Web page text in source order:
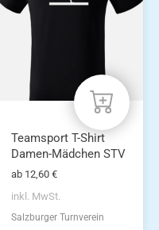
mehrere
Varianten
Optionen
Produktseite
gewählt
werden
Teamsport T-Shirt
Damen-Mädchen STV
ab 12,60 €
inkl. MwSt.
Salzburger Turnverein